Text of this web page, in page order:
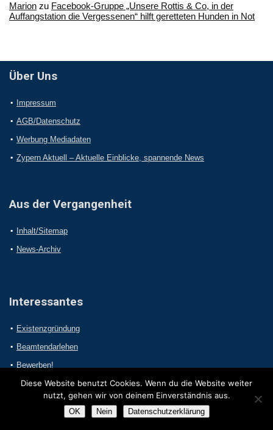
Marion zu Facebook-Gruppe „Unsere Rottis & Co, in der
Auffangstation die Vergessenen“ hilft geretteten Hunden in Not
Über Uns
Impressum
AGB/Datenschutz
Werbung Mediadaten
Zypern Aktuell – Aktuelle Einblicke, spannende News
Aus der Vergangenheit
Inhalt/Sitemap
News-Archiv
Interessantes
Existenzgründung
Beamtendarlehen
Bewerben!
2017 Online-Presseportal.com. Alle Rechte vorbehalten.
Diese Website benutzt Cookies. Wenn du die Website weiter
nutzt, gehen wir von deinem Einverständnis aus.
OK Nein Datenschutzerklärung